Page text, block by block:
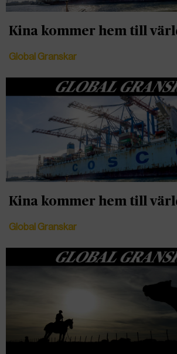
Kina kommer hem till
Global Granskar
Kina kommer hem till
Global Granskar